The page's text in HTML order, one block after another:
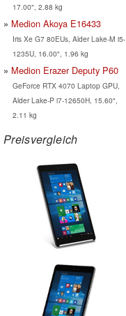
17.00", 2.88 kg
Medion Akoya E16433
Iris Xe G7 80EUs, Alder Lake-M i5-
1235U, 16.00", 1.96 kg
Medion Erazer Deputy P60
GeForce RTX 4070 Laptop GPU,
Alder Lake-P i7-12650H, 15.60",
2.11 kg
Preisvergleich